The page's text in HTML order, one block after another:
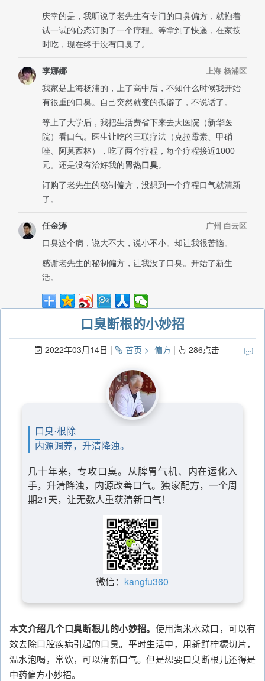
口臭断根的小妙招
2022年03月14日 首页 偏方 286点击
口臭·根除
内源调养，升清降浊。
几十年来，专攻口臭。从脾胃气机、内在运化入
手，升清降浊，内源改善口气。独家配方，一个周
期21天，让无数人重获清新口气！
微信： kangfu360
本文介绍几个口臭断根儿的小妙招。 使用淘米水漱口，可以有
效去除口腔疾病引起的口臭。平时生活中，用新鲜柠檬切片，
温水泡喝，常饮，可以清新口气。但是想要口臭断根儿还得是
中药偏方小妙招。